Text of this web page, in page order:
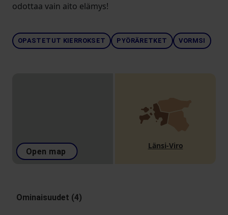
odottaa vain aito elämys!
OPASTETUT KIERROKSET PYÖRÄRETKET VORMSI
Open map
Länsi-Viro
Ominaisuudet (4)